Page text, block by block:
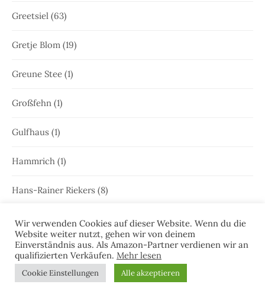
Greetsiel (63)
Gretje Blom (19)
Greune Stee (1)
Großfehn (1)
Gulfhaus (1)
Hammrich (1)
Hans-Rainer Riekers (8)
Harlesiel
Hauke Holjansen(5)
Hedda Böttcher(23)
Wir verwenden Cookies auf dieser Website. Wenn du die
Website weiter nutzt, gehen wir von deinem
Einverständnis aus. Als Amazon-Partner verdienen wir an
qualifizierten Verkäufen. Mehr lesen
Cookie Einstellungen Alle akzeptieren